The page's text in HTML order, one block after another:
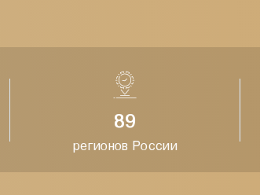
89
регионов России